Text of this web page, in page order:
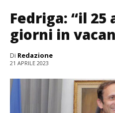
Fedriga: “il 25
giorni in
Di Redazione
21 APRILE 2023